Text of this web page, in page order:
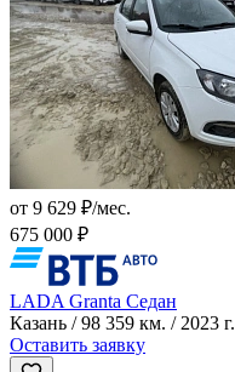
от 9 629 ₽/мес.
675 000 ₽
LADA Granta Седан
Казань / 98 359 км. / 2023 г.
Оставить заявку